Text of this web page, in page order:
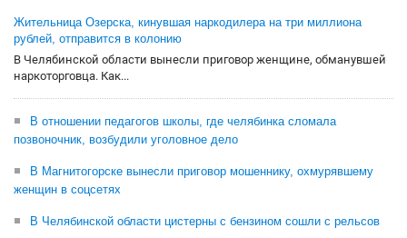
Жительница Озерска, кинувшая наркодилера на три миллиона
рублей, отправится в колонию
В Челябинской области вынесли приговор женщине, обманувшей
наркоторговца. Как...
В отношении педагогов школы, где челябинка сломала
позвоночник, возбудили уголовное дело
В Магнитогорске вынесли приговор мошеннику, охмурявшему
женщин в соцсетях
В Челябинской области цистерны с бензином сошли с рельсов